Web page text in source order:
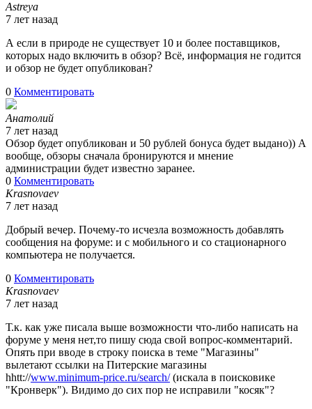
Astreya
7 лет назад
А если в природе не существует 10 и более поставщиков,
которых надо включить в обзор? Всё, информация не годится
и обзор не будет опубликован?
0 Комментировать
Анатолий
7 лет назад
Обзор будет опубликован и 50 рублей бонуса будет выдано)) А
вообще, обзоры сначала бронируются и мнение
администрации будет известно заранее.
0 Комментировать
Krasnovaev
7 лет назад
Добрый вечер. Почему-то исчезла возможность добавлять
сообщения на форуме: и с мобильного и со стационарного
компьютера не получается.
0 Комментировать
Krasnovaev
7 лет назад
Т.к. как уже писала выше возможности что-либо написать на
форуме у меня нет,то пишу сюда свой вопрос-комментарий.
Опять при вводе в строку поиска в теме "Магазины"
вылетают ссылки на Питерские магазины
hhtt://www.minimum-price.ru/search/(искала в поисковике
"Кронверк"). Видимо до сих пор не исправили "косяк"?